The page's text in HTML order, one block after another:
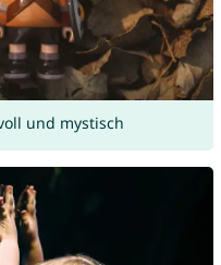
und mystisch